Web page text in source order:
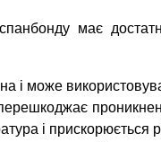
має
і може
і прискорюється